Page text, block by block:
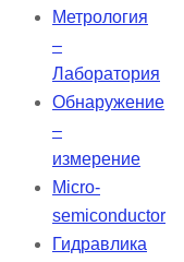
Метрология
–
Лаборатория
Обнаружение
–
измерение
Micro-
semiconductor
Гидравлика